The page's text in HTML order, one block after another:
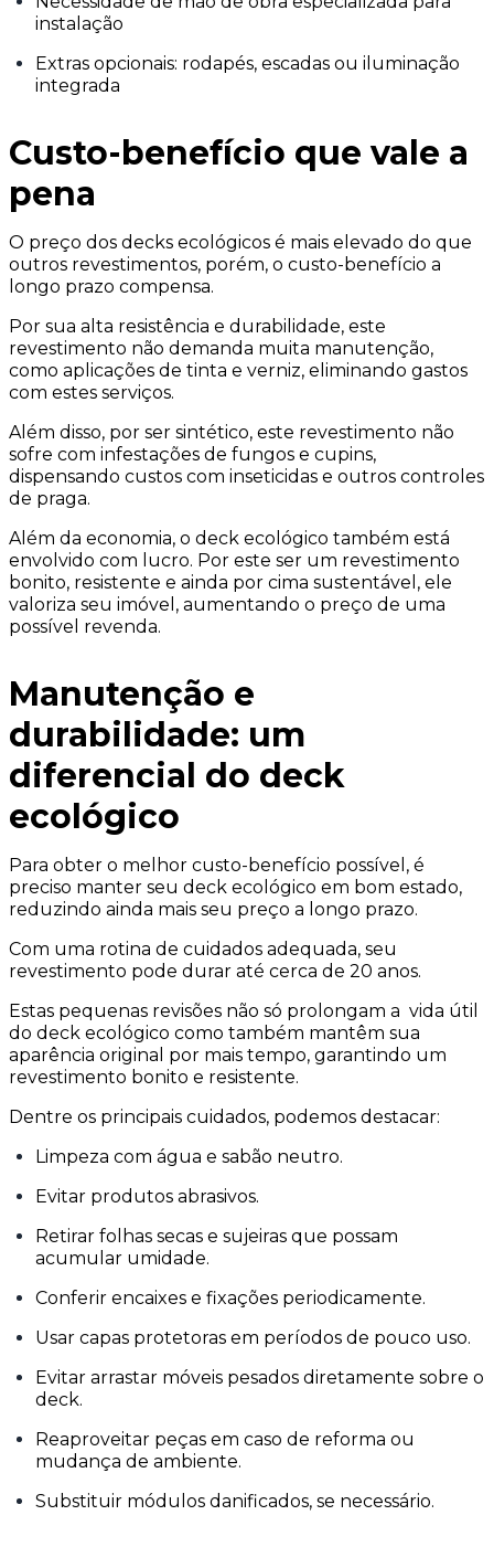
instalação
Extras opcionais: rodapés, escadas ou iluminação
integrada
Custo-benefício que vale a
pena
O preço dos decks ecológicos é mais elevado do que
outros revestimentos, porém, o custo-benefício a
longo prazo compensa.
Por sua alta resistência e durabilidade, este
revestimento não demanda muita manutenção,
como aplicações de tinta e verniz, eliminando gastos
com estes serviços.
Além disso, por ser sintético, este revestimento não
sofre com infestações de fungos e cupins,
dispensando custos com inseticidas e outros controles
de praga.
Além da economia, o deck ecológico também está
envolvido com lucro. Por este ser um revestimento
bonito, resistente e ainda por cima sustentável, ele
valoriza seu imóvel, aumentando o preço de uma
possível revenda.
Manutenção e
durabilidade: um
diferencial do deck
ecológico
Para obter o melhor custo-benefício possível, é
preciso manter seu deck ecológico em bom estado,
reduzindo ainda mais seu preço a longo prazo.
Com uma rotina de cuidados adequada, seu
revestimento pode durar até cerca de 20 anos.
Estas pequenas revisões não só prolongam a vida útil
do deck ecológico como também mantêm sua
aparência original por mais tempo, garantindo um
revestimento bonito e resistente.
Dentre os principais cuidados, podemos destacar:
Limpeza com água e sabão neutro.
Evitar produtos abrasivos.
Retirar folhas secas e sujeiras que possam
acumular umidade.
Conferir encaixes e fixações periodicamente.
Usar capas protetoras em períodos de pouco uso.
Evitar arrastar móveis pesados diretamente sobre o
deck.
Reaproveitar peças em caso de reforma ou
mudança de ambiente.
Substituir módulos danificados, se necessário.